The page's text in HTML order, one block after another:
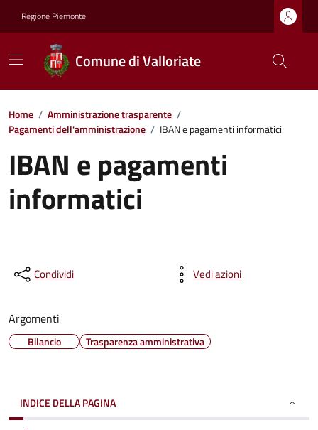
Regione Piemonte
Comune di Valloriate
Home / Amministrazione trasparente /
Pagamenti dell'amministrazione / IBAN e pagamenti informatici
IBAN e pagamenti
informatici
Condividi Vedi azioni
Argomenti
Bilancio Trasparenza amministrativa
INDICE DELLA PAGINA